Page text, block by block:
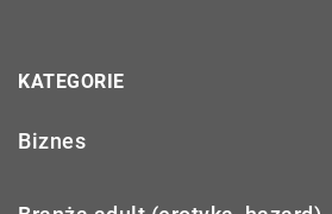
KATEGORIE
Biznes